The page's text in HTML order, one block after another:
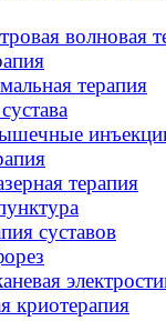
волновая
терапия
терапия
суставов
криотерапия